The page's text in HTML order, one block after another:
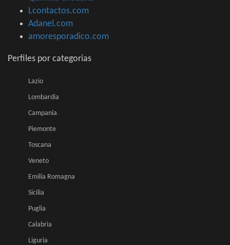
Lcontactos.com
Adanel.com
amoresporadico.com
Perfiles por categorias
Lazio
Lombardia
Campania
Piemonte
Toscana
Veneto
Emilia Romagna
Sicilia
Puglia
Calabria
Liguria